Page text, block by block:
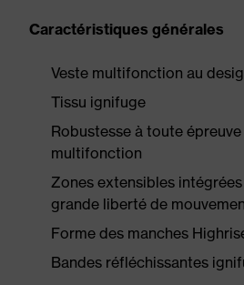
Caractéristiques générales
Veste multifonction au
Tissu ignifuge
Robustesse à toute
multifonction
Zones extensibles
grande liberté de
Forme des manches
Bandes réfléchissantes